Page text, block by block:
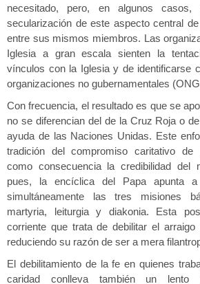
necesitado, pero, en algunos
secularización de este aspecto central
entre sus mismos miembros. Las
Iglesia a gran escala sienten la
vínculos con la Iglesia y de identificarse
organizaciones no gubernamentales
Con frecuencia, el resultado es que se
no se diferencian del de la Cruz Roja o
ayuda de las Naciones Unidas. Este
tradición del compromiso caritativo de
como consecuencia la credibilidad del
pues, la encíclica del Papa apunta
simultáneamente las tres misiones
martyria, leiturgia y diakonia. Esta
corriente que trata de debilitar el
reduciendo su razón de ser a mera
El debilitamiento de la fe en quienes
caridad conlleva también un lento